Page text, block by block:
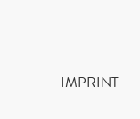
IMPRINT